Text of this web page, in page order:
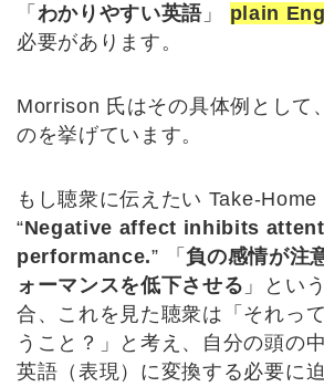
「 わかりやすい英語 」 plain
必要があります。
Morrison 氏はその具体例として
のを挙げています。
もし聴衆に伝えたい Take-Home
“Negative affect inhibits
performance.” 「負の感情が注
ォーマンスを低下させる 」とい
合、これを見た聴衆は「それっ
うこと？」と考え、自分の頭の
英語（表現）に変換する必要に